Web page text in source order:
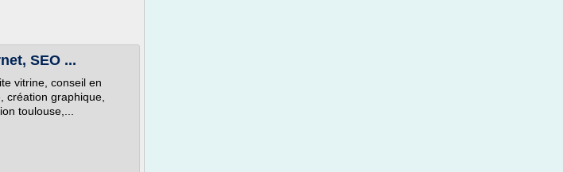
SEO ...
vitrine, conseil en
création graphique,
toulouse,...